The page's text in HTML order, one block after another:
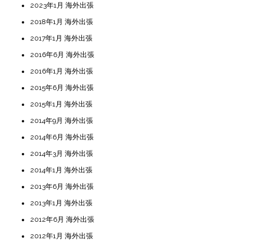
2023年1月 海外出張
2018年1月 海外出張
2017年1月 海外出張
2016年6月 海外出張
2016年1月 海外出張
2015年6月 海外出張
2015年1月 海外出張
2014年9月 海外出張
2014年6月 海外出張
2014年3月 海外出張
2014年1月 海外出張
2013年6月 海外出張
2013年1月 海外出張
2012年6月 海外出張
2012年1月 海外出張